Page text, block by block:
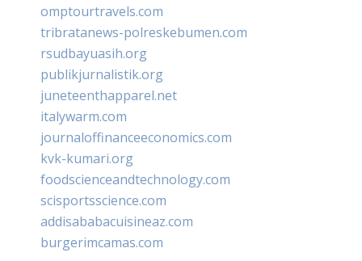
omptourtravels.com
tribratanews-polreskebumen.com
rsudbayuasih.org
publikjurnalistik.org
juneteenthapparel.net
italywarm.com
journaloffinanceeconomics.com
kvk-kumari.org
foodscienceandtechnology.com
scisportsscience.com
addisababacuisineaz.com
burgerimcamas.com